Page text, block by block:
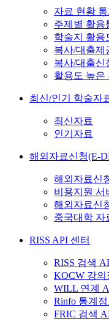
자료 현황 통
주제별 활용
학술지 활용
복사/대출제
복사/대출신
활용도 높은
최신/인기 학술자
최신자료
인기자료
해외자료신청(E-
해외자료신
비용지원 서
해외자료신
중국대학 자
RISS API 센터
RISS 검색
KOCW 강의
WILL 연계
Rinfo 통계
FRIC 검색